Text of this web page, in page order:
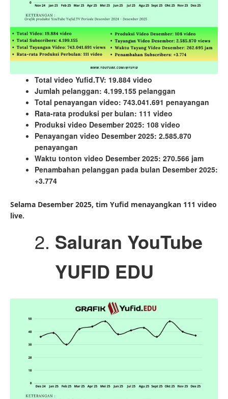
Total video Yufid.TV: 19.884 video
Jumlah pelanggan: 4.199.155 pelanggan
Total penayangan video: 743.041.691 penayangan
Rata-rata produksi per bulan: 111 video
Produksi video Desember 2025: 108 video
Penayangan video Desember 2025: 2.585.870
penayangan
Waktu tonton video Desember 2025: 270.566 jam
Penambahan pelanggan pada bulan Desember 2025:
+3.774
Selama Desember 2025, tim Yufid menayangkan 111 video
live.
Saluran YouTube
YUFID EDU